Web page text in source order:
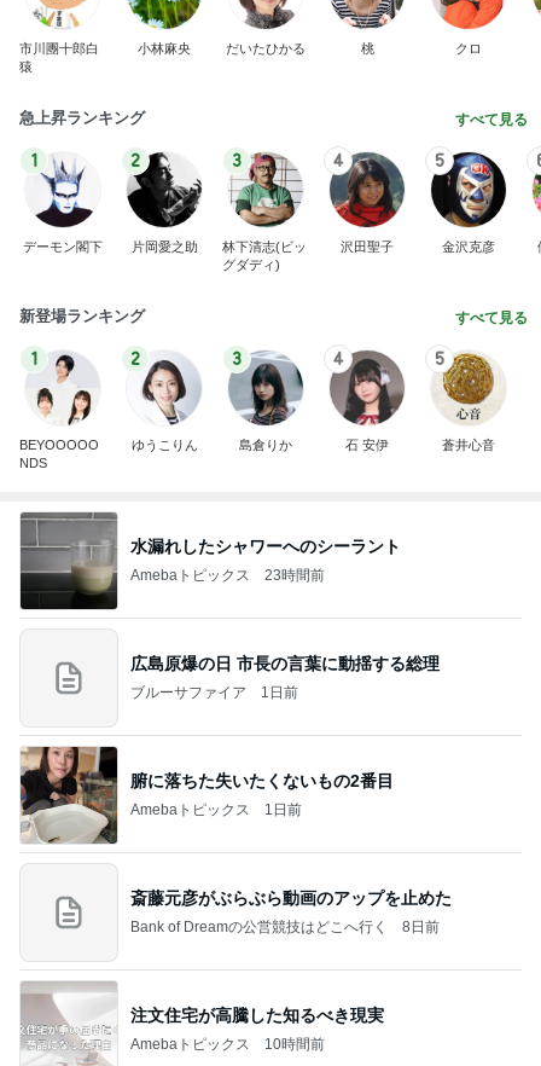
市川團十郎白
猿
小林麻央 だいたひかる 桃 クロ
急上昇ランキング すべて見る
1
デーモン閣下
2
片岡愛之助
3
林下清志(ビッ
グダディ)
4
沢田聖子
5
金沢克彦
新登場ランキング すべて見る
1
BEYOOOOO
NDS
2
ゆうこりん
3
島倉りか
4
石 安伊
5
蒼井心音
水漏れしたシャワーへのシーラント
Amebaトピックス 23時間前
広島原爆の日 市長の言葉に動揺する総理
ブルーサファイア 1日前
腑に落ちた失いたくないもの2番目
Amebaトピックス 1日前
斎藤元彦がぶらぶら動画のアップを止めた
Bank of Dreamの公営競技はどこへ行く 8日前
注文住宅が高騰した知るべき現実
Amebaトピックス 10時間前